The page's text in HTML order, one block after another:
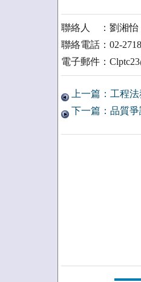
聯絡人 ：劉湘怡
聯絡電話：02-
電子郵件：
上一篇：工程法
下一篇：品質爭